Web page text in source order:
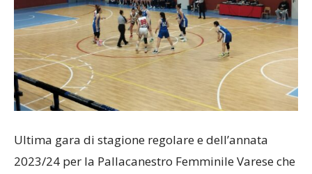
Ultima gara di stagione regolare e dell’annata
2023/24 per la Pallacanestro Femminile Varese che